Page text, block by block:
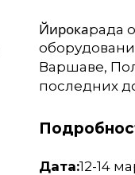
Йирокарада
Варшаве,
последних
Дата:12-14